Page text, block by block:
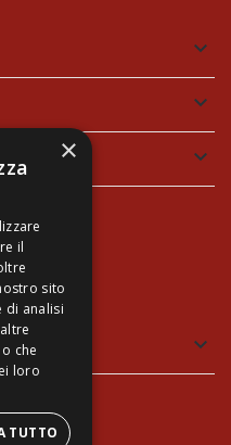
keyboard_arrow_down
keyboard_arrow_down
keyboard_arrow_down
keyboard_arrow_down
×
il
sito
di analisi
che
loro
TUTTO